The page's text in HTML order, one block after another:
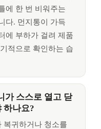
에 한 번 비워주는
다. 먼지통이 가득
에 부하가 걸려 제품
적으로 확인하는 습
가 스스로 열고 닫
하나요?
복귀하거나 청소를